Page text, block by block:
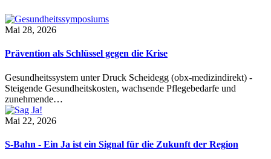
Mai 28, 2026
Prävention als Schlüssel gegen die Krise
Gesundheitssystem unter Druck Scheidegg (obx-medizindirekt) -
Steigende Gesundheitskosten, wachsende Pflegebedarfe und
zunehmende…
Mai 22, 2026
S-Bahn - Ein Ja ist ein Signal für die Zukunft der Region